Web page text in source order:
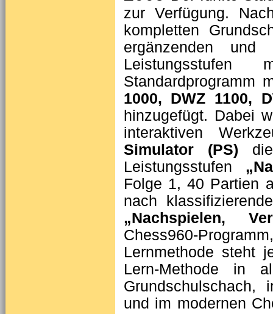
zur Verfügung.
kompletten
ergänzenden und
Standardprogramm
1000, DWZ 1100,
hinzugefügt. Dabei
interaktiven
Simulator (PS)
Leistungsstufen
Folge 1, 40 Partien
nach
„Nachspielen,
Chess960-
Lernmethode steht
Lern-Methode in
Grundschulschach,
und im modernen